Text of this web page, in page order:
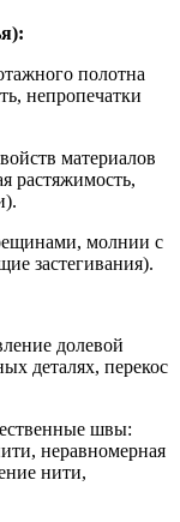
полотна
непропечатки
материалов
растяжимость,
молнии с
застегивания).
долевой
деталях, перекос
швы:
неравномерная
нити,